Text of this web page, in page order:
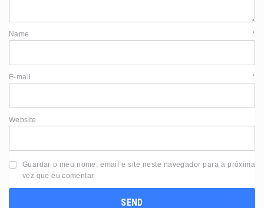
Name *
E-mail *
Website
Guardar o meu nome, email e site neste navegador para a próxima
vez que eu comentar.